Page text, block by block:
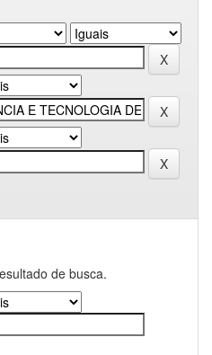
de busca.